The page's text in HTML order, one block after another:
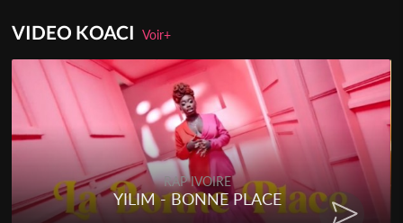
VIDEO KOACIVoir+
RAP IVOIRE
YILIM - BONNE PLACE